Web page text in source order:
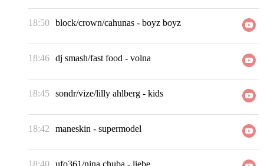
18:50 block/crown/cahunas - boyz boyz
18:46 dj smash/fast food - volna
18:45 sondr/vize/lilly ahlberg - kids
18:42 maneskin - supermodel